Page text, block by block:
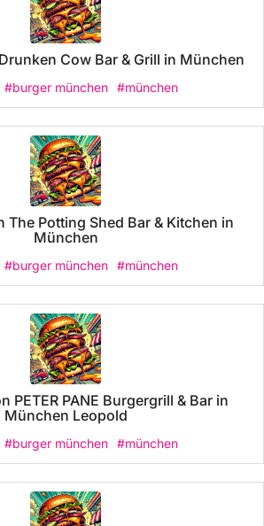
Cow Bar & Grill in München
#burger münchen #münchen
The Potting Shed Bar & Kitchen in
München
#burger münchen #münchen
PETER PANE Burgergrill & Bar in
München Leopold
#burger münchen #münchen